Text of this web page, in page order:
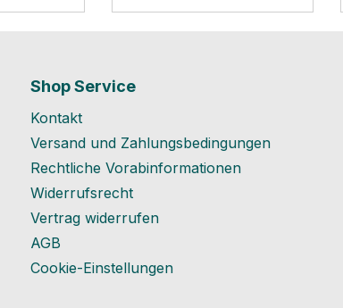
Shop Service
Kontakt
Versand und Zahlungsbedingungen
Rechtliche Vorabinformationen
Widerrufsrecht
Vertrag widerrufen
AGB
Cookie-Einstellungen